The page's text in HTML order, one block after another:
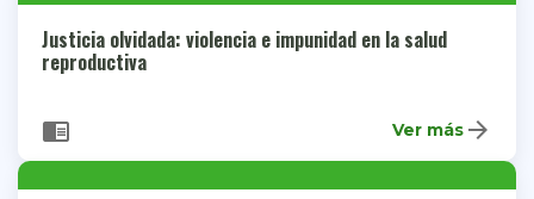
Justicia olvidada: violencia e impunidad en la salud
reproductiva
chrome_reader_mode Ver más arrow_forward